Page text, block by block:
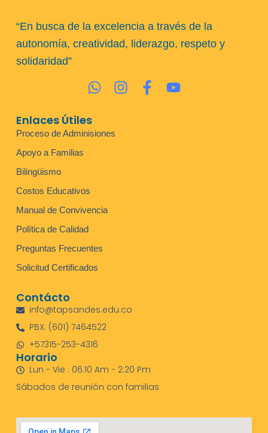
“En busca de la excelencia a través de la
autonomía, creatividad, liderazgo, respeto y
solidaridad”
Enlaces Útiles
Proceso de Adminisiones
Apoyo a Familias
Bilingüismo
Costos Educativos
Manual de Convivencia
Política de Calidad
Preguntas Frecuentes
Solicitud Certificados
Contácto
info@tapsandes.edu.co
PBX: (601) 7464522
+57315-253-4316
Horario
Lun - Vie : 06:10 Am - 2:20 Pm
Sábados de reunión con familias